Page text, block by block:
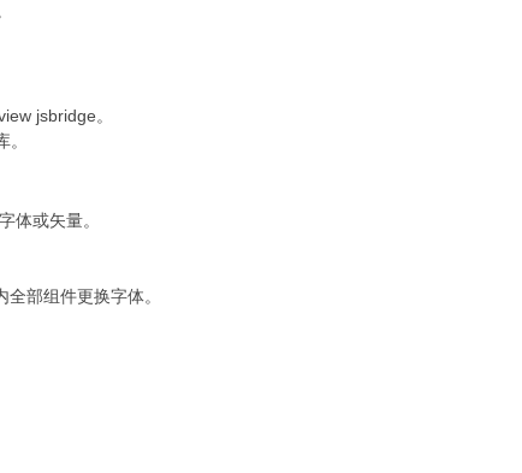
jsbridge。
体或矢量。
部组件更换字体。